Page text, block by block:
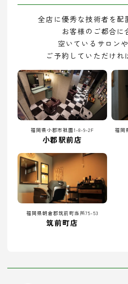
全店に優秀な技術者を配
お客様のご都合に
空いているサロン
ご予約していただけれ
福岡県小郡市祇園1-8-9-2F
小郡駅前店
福岡
福岡県朝倉郡筑前町当所75-53
筑前町店